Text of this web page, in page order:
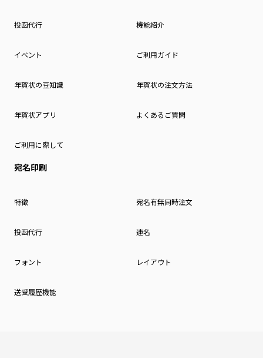
投函代行 機能紹介
イベント ご利用ガイド
年賀状の豆知識 年賀状の注文方法
年賀状アプリ よくあるご質問
ご利用に際して
宛名印刷
特徴 宛名有無同時注文
投函代行 連名
フォント レイアウト
送受履歴機能